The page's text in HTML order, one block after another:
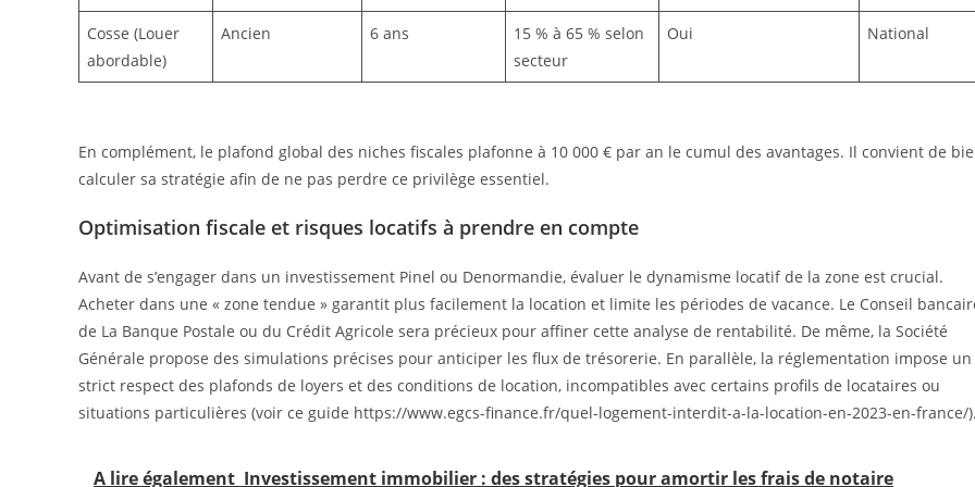
Cosse (Louer
abordable)
Ancien 6 ans
15 % à 65 % selon
secteur
Oui National
En complément, le plafond global des niches fiscales plafonne à 10 000 € par an le cumul des avantages. Il convient de
calculer sa stratégie afin de ne pas perdre ce privilège essentiel.
Optimisation fiscale et risques locatifs à prendre en compte
Avant de s’engager dans un investissement Pinel ou Denormandie, évaluer le dynamisme locatif de la zone est crucial.
Acheter dans une « zone tendue » garantit plus facilement la location et limite les périodes de vacance. Le Conseil
de La Banque Postale ou du Crédit Agricole sera précieux pour affiner cette analyse de rentabilité. De même, la Société
Générale propose des simulations précises pour anticiper les flux de trésorerie. En parallèle, la réglementation impose un
strict respect des plafonds de loyers et des conditions de location, incompatibles avec certains profils de locataires ou
situations particulières (voir ce guide https://www.egcs-finance.fr/quel-logement-interdit-a-la-location-en-2023-en-france/).
A lire également Investissement immobilier : des stratégies pour amortir les frais de notaire